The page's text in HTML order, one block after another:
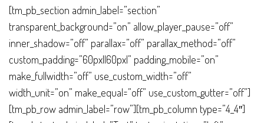
Polityka
prywatności
[tm_pb_section admin_label=”section”
transparent_background=”on” allow_player_pause=”off”
inner_shadow=”off” parallax=”off” parallax_method=”off”
custom_padding=”60px||60px|” padding_mobile=”on”
make_fullwidth=”off” use_custom_width=”off”
width_unit=”on” make_equal=”off” use_custom_gutter=”off”]
[tm_pb_row admin_label=”row”][tm_pb_column type=”4_4″]